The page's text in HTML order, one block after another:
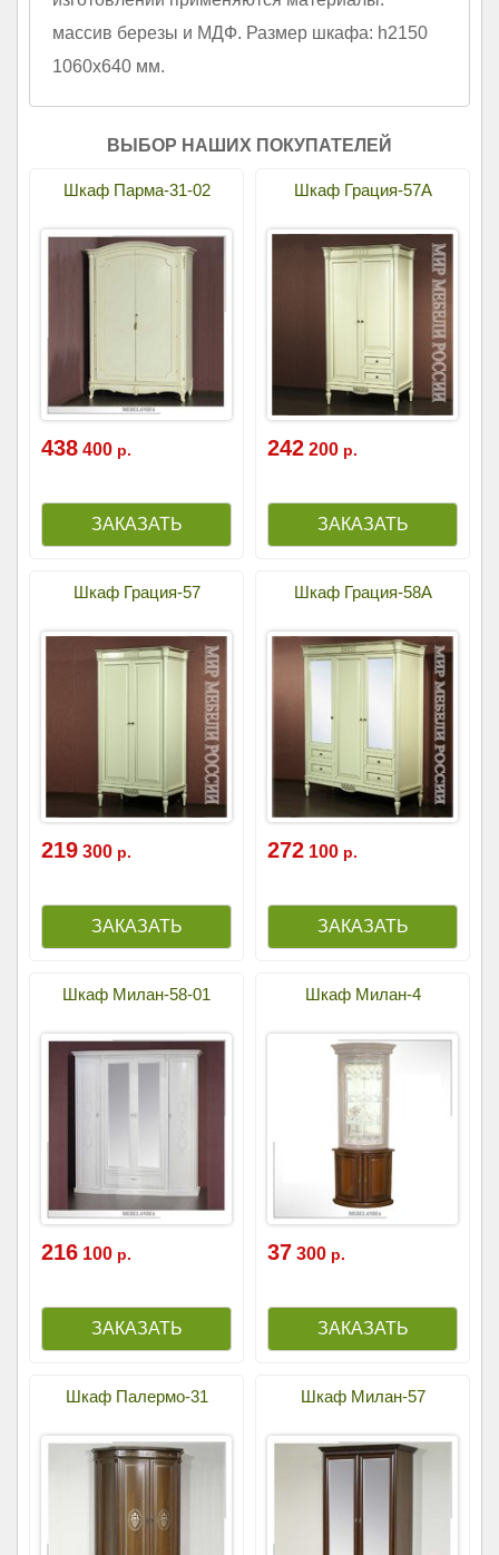
массив березы и МДФ. Размер шкафа: h2150
1060х640 мм.
ВЫБОР НАШИХ ПОКУПАТЕЛЕЙ
Шкаф Парма-31-02
438 400 р.
Шкаф Грация-57А
242 200 р.
Шкаф Грация-57
219 300 р.
Шкаф Грация-58А
272 100 р.
Шкаф Милан-58-01
216 100 р.
Шкаф Милан-4
37 300 р.
Шкаф Палермо-31 Шкаф Милан-57